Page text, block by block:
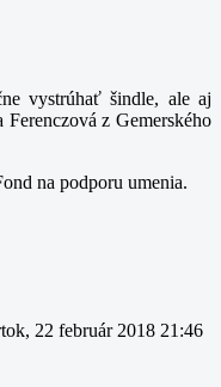
vystrúhať šindle, ale aj
z Gemerského
na podporu umenia.
22 február 2018 21:46